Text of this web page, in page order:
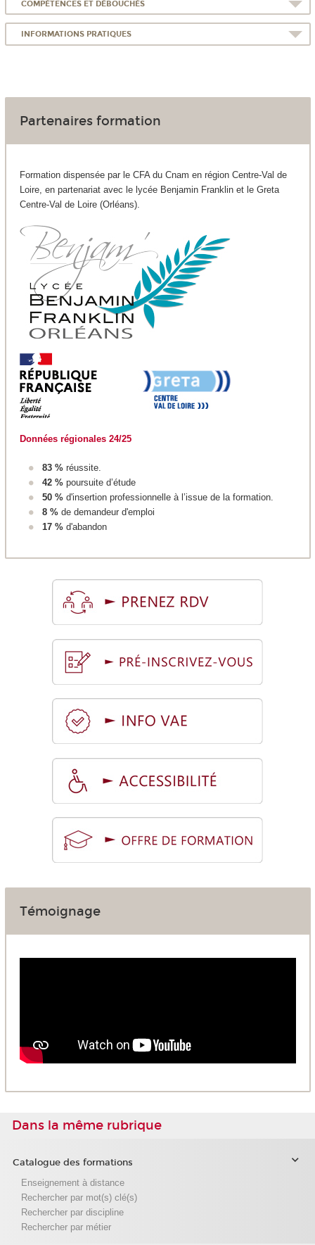
COMPÉTENCES ET DÉBOUCHÉS
INFORMATIONS PRATIQUES
Partenaires formation
Formation dispensée par le CFA du Cnam en région Centre-Val de
Loire, en partenariat avec le lycée Benjamin Franklin et le Greta
Centre-Val de Loire (Orléans).
Données régionales 24/25
83 % réussite.
42 % poursuite d’étude
50 % d'insertion professionnelle à l’issue de la formation.
8 % de demandeur d'emploi
17 % d'abandon
Témoignage
Dans la même rubrique
Catalogue des formations
Enseignement à distance
Rechercher par mot(s) clé(s)
Rechercher par discipline
Rechercher par métier